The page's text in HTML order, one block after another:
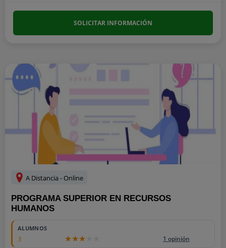
SOLICITAR INFORMACIÓN
A Distancia - Online
PROGRAMA SUPERIOR EN RECURSOS
HUMANOS
ALUMNOS
3 1 opinión